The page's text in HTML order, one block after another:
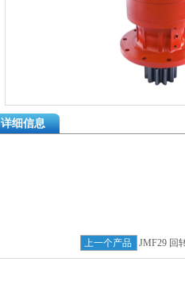
详细信息
上一个产品 JMF29 回